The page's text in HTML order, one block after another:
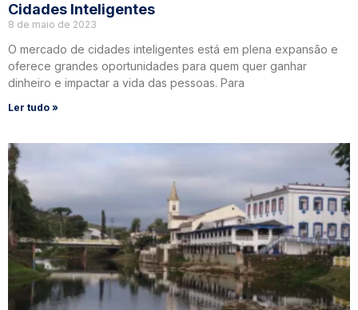
Cidades Inteligentes
8 de maio de 2023
O mercado de cidades inteligentes está em plena expansão e
oferece grandes oportunidades para quem quer ganhar
dinheiro e impactar a vida das pessoas. Para
Ler tudo »